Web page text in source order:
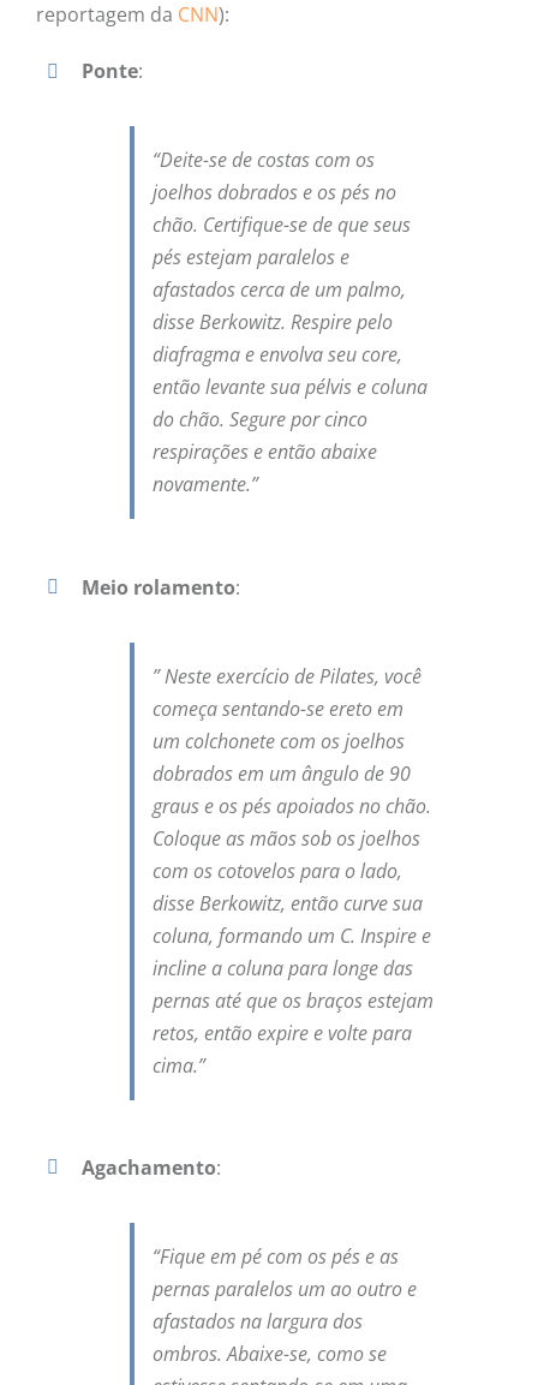
reportagem da CNN):
Ponte:
“Deite-se de costas com os
joelhos dobrados e os pés no
chão. Certifique-se de que seus
pés estejam paralelos e
afastados cerca de um palmo,
disse Berkowitz. Respire pelo
diafragma e envolva seu core,
então levante sua pélvis e coluna
do chão. Segure por cinco
respirações e então abaixe
novamente.”
Meio rolamento:
” Neste exercício de Pilates, você
começa sentando-se ereto em
um colchonete com os joelhos
dobrados em um ângulo de 90
graus e os pés apoiados no chão.
Coloque as mãos sob os joelhos
com os cotovelos para o lado,
disse Berkowitz, então curve sua
coluna, formando um C. Inspire e
incline a coluna para longe das
pernas até que os braços estejam
retos, então expire e volte para
cima.”
Agachamento:
“Fique em pé com os pés e as
pernas paralelos um ao outro e
afastados na largura dos
ombros. Abaixe-se, como se